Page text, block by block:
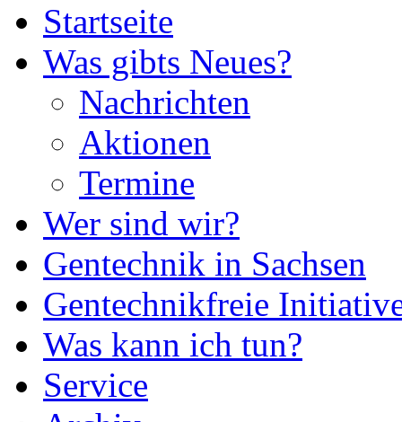
Startseite
Was gibts Neues?
Nachrichten
Aktionen
Termine
Wer sind wir?
Gentechnik in Sachsen
Gentechnikfreie
Was kann ich tun?
Service